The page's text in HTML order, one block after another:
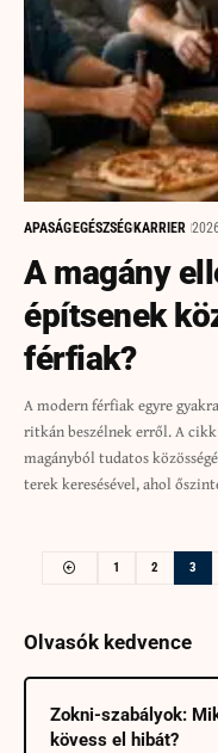
APASÁGEGÉSZSÉGKARRIER
A magány
építsenek
férfiak?
A modern férfiak egyre
ritkán beszélnek erről. A
magányból tudatos
terek keresésével, ahol
1 2 3
Olvasók kedvence
Zokni-szabályok:
kövess el hibát?